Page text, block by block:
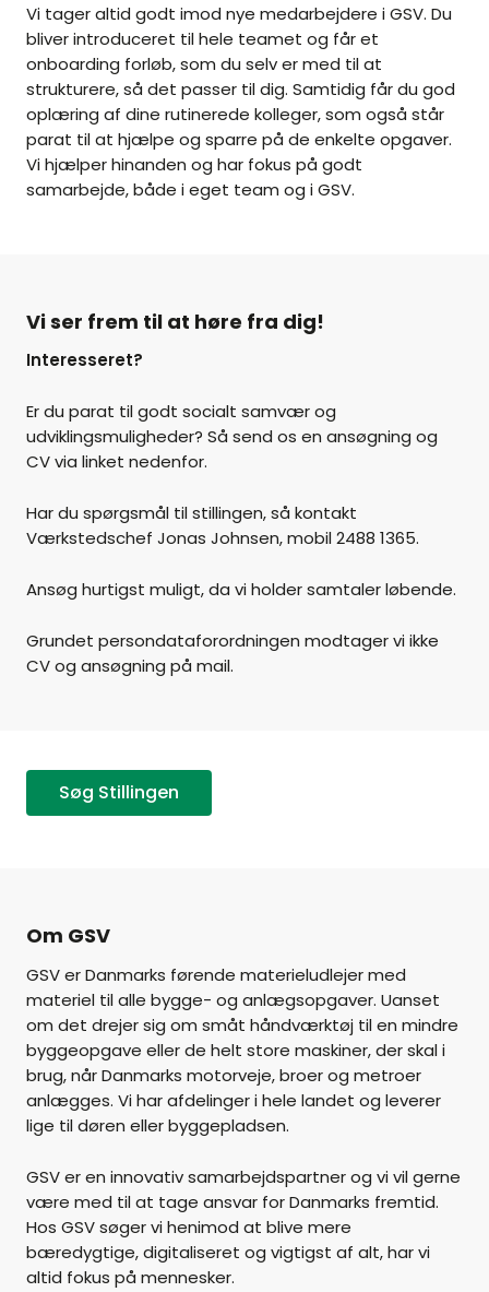
Vi tager altid godt imod nye medarbejdere i GSV. Du
bliver introduceret til hele teamet og får et
onboarding forløb, som du selv er med til at
strukturere, så det passer til dig. Samtidig får du god
oplæring af dine rutinerede kolleger, som også står
parat til at hjælpe og sparre på de enkelte opgaver.
Vi hjælper hinanden og har fokus på godt
samarbejde, både i eget team og i GSV.
Vi ser frem til at høre fra dig!
Interesseret?
Er du parat til godt socialt samvær og
udviklingsmuligheder? Så send os en ansøgning og
CV via linket nedenfor.
Har du spørgsmål til stillingen, så kontakt
Værkstedschef Jonas Johnsen, mobil 2488 1365.
Ansøg hurtigst muligt, da vi holder samtaler løbende.
Grundet persondataforordningen modtager vi ikke
CV og ansøgning på mail.
Søg Stillingen
Om GSV
GSV er Danmarks førende materieludlejer med
materiel til alle bygge- og anlægsopgaver. Uanset
om det drejer sig om småt håndværktøj til en mindre
byggeopgave eller de helt store maskiner, der skal i
brug, når Danmarks motorveje, broer og metroer
anlægges. Vi har afdelinger i hele landet og leverer
lige til døren eller byggepladsen.
GSV er en innovativ samarbejdspartner og vi vil gerne
være med til at tage ansvar for Danmarks fremtid.
Hos GSV søger vi henimod at blive mere
bæredygtige, digitaliseret og vigtigst af alt, har vi
altid fokus på mennesker.